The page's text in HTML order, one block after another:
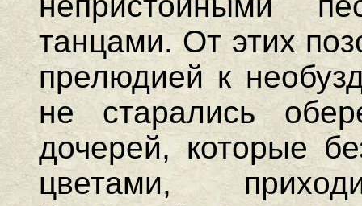
танцами. От этих
прелюдией к
не старались
дочерей, которые
цветами,